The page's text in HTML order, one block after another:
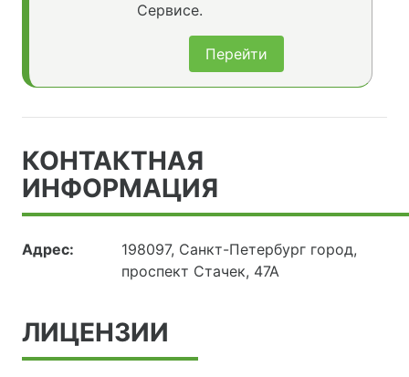
Сервисе.
Перейти
КОНТАКТНАЯ
ИНФОРМАЦИЯ
Адрес:
198097, Санкт-Петербург город,
проспект Стачек, 47А
ЛИЦЕНЗИИ